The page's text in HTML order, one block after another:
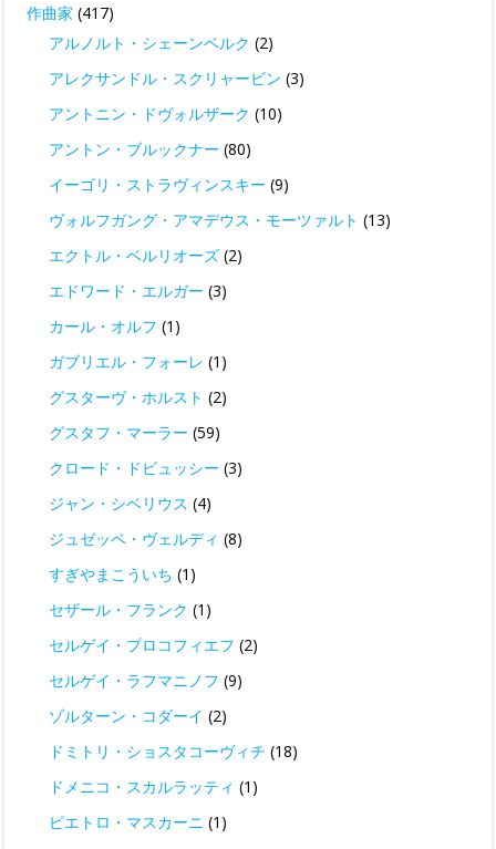
作曲家 (417)
アルノルト・シェーンベルク (2)
アレクサンドル・スクリャービン (3)
アントニン・ドヴォルザーク (10)
アントン・ブルックナー (80)
イーゴリ・ストラヴィンスキー (9)
ヴォルフガング・アマデウス・モーツァルト (13)
エクトル・ベルリオーズ (2)
エドワード・エルガー (3)
カール・オルフ (1)
ガブリエル・フォーレ (1)
グスターヴ・ホルスト (2)
グスタフ・マーラー (59)
クロード・ドビュッシー (3)
ジャン・シベリウス (4)
ジュゼッペ・ヴェルディ (8)
すぎやまこういち (1)
セザール・フランク (1)
セルゲイ・プロコフィエフ (2)
セルゲイ・ラフマニノフ (9)
ゾルターン・コダーイ (2)
ドミトリ・ショスタコーヴィチ (18)
ドメニコ・スカルラッティ (1)
ピエトロ・マスカーニ (1)